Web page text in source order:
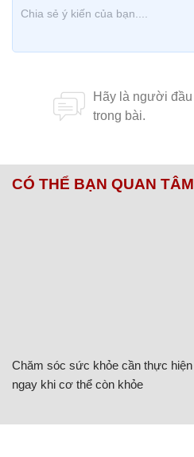
CÓ THỂ BẠN QUAN TÂM
Chăm sóc sức khỏe cần thực hiện
ngay khi cơ thể còn khỏe